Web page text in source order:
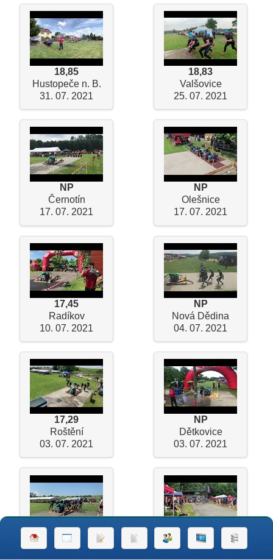
18,85
Hustopeče n. B.
31. 07. 2021
18,83
Valšovice
25. 07. 2021
NP
Černotín
17. 07. 2021
NP
Olešnice
17. 07. 2021
17,45
Radíkov
10. 07. 2021
NP
Nová Dědina
04. 07. 2021
17,29
Roštění
03. 07. 2021
NP
Dětkovice
03. 07. 2021
20,39
Paršovice
NP
Dolní Libina